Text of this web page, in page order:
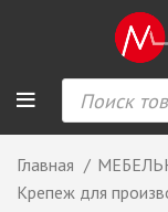
Главная
Крепеж для